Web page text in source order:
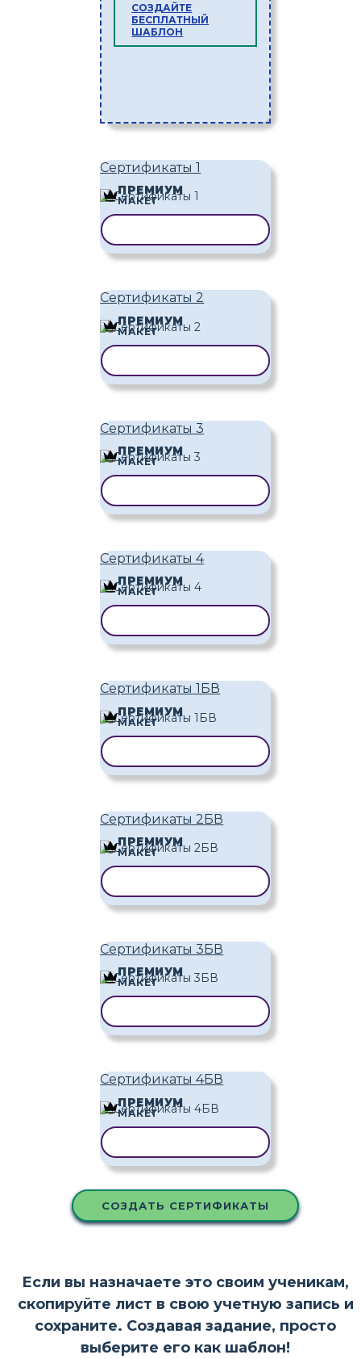
СОЗДАЙТЕ
БЕСПЛАТНЫЙ
ШАБЛОН
Сертификаты 1
ПРЕМИУМ
МАКЕТ
Сертификаты 2
ПРЕМИУМ
МАКЕТ
Сертификаты 3
ПРЕМИУМ
МАКЕТ
Сертификаты 4
ПРЕМИУМ
МАКЕТ
Сертификаты 1БВ
ПРЕМИУМ
МАКЕТ
Сертификаты 2БВ
ПРЕМИУМ
МАКЕТ
Сертификаты 3БВ
ПРЕМИУМ
МАКЕТ
Сертификаты 4БВ
ПРЕМИУМ
МАКЕТ
СОЗДАТЬ СЕРТИФИКАТЫ
Если вы назначаете это своим ученикам,
скопируйте лист в свою учетную запись и
сохраните. Создавая задание, просто
выберите его как шаблон!